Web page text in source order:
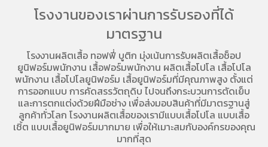
โรงงานของเราผ่านการรับรองที่ได้
มาตรฐาน
โรงงานผลิตเสื้อ ทอฟฟี่ บูติก มุ่งเน้นการรับผลิตเสื้อช็อป
ยูนิฟอร์มพนักงาน เสื้อฟอร์มพนักงาน ผลิตเสื้อโปโล เสื้อโปโล
พนักงาน เสื้อโปโลยูนิฟอร์ม เสื้อยูนิฟอร์มที่มีคุณภาพสูง ตั้งแต่
การออกแบบ การคัดสรรวัตถุดิบ ไปจนถึงกระบวนการตัดเย็บ
และการตกแต่งด้วยฝีมือช่าง เพื่อส่งมอบสินค้าที่มีมาตรฐานสู่
ลูกค้าทั่วโลก โรงงานผลิตเสื้อของเรามีแบบเสื้อโปโล แบบเสื้อ
เชิ้ต แบบเสื้อยูนิฟอร์มมากมาย เพื่อให้เมาะสมกับองค์กรของคุณ
มากที่สุด